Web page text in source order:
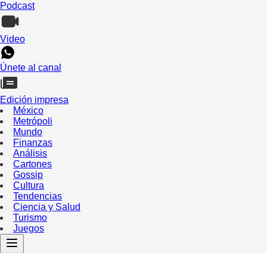
Podcast
Video
Únete al canal
Edición impresa
México
Metrópoli
Mundo
Finanzas
Análisis
Cartones
Gossip
Cultura
Tendencias
Ciencia y Salud
Turismo
Juegos